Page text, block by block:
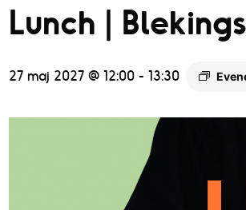
Lunch |
27 maj 2027 @ 12:00 - 13:30